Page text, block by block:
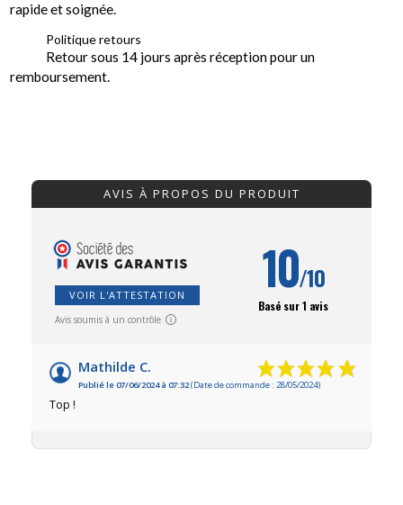
rapide et soignée.
Politique retours
Retour sous 14 jours après réception pour un
remboursement.
AVIS À PROPOS DU PRODUIT
VOIR L'ATTESTATION
Avis soumis à un contrôle
10/10
Basé sur 1 avis
Mathilde C.
Publié le 07/06/2024 à 07:32(Date de commande : 28/05/2024)
Top !